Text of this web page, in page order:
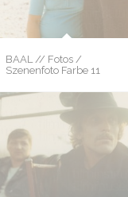
BAAL // Fotos /
Szenenfoto Farbe 11